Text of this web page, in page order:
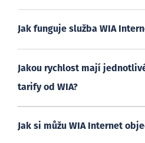
Jak funguje služba WIA
Jakou rychlost mají
tarify od WIA?
Jak si můžu WIA Internet